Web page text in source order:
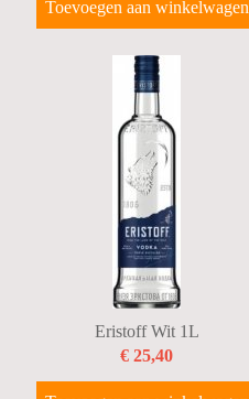
Toevoegen aan winkelwagen
Eristoff Wit 1L
€ 25,40